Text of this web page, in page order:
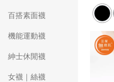
百搭素面襪
機能運動襪
紳士休閒襪
女襪｜絲襪